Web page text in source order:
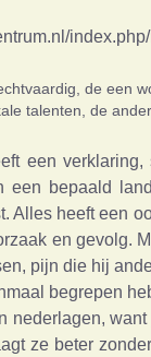
de een
talenten, de
een
een bepaald
Alles heeft een
en gevolg.
pijn die hij
begrepen
nederlagen,
ze beter